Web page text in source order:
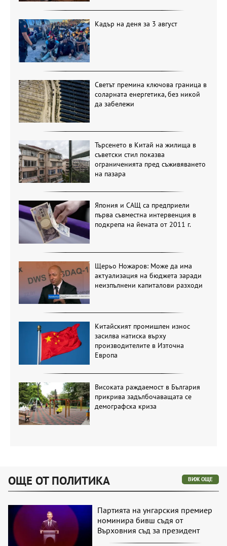
Кадър на деня за 3 август
Светът премина ключова граница в
соларната енергетика, без никой
да забележи
Търсенето в Китай на жилища в
съветски стил показва
ограниченията пред съживяването
на пазара
Япония и САЩ са предприели
първа съвместна интервенция в
подкрепа на йената от 2011 г.
Щерьо Ножаров: Може да има
актуализация на бюджета заради
неизпълнени капиталови разходи
Китайският промишлен износ
засилва натиска върху
производителите в Източна
Европа
Високата раждаемост в България
прикрива задълбочаващата се
демографска криза
ОЩЕ ОТ ПОЛИТИКА ВИЖ ОЩЕ
Партията на унгарския премиер
номинира бивш съдя от
Върховния съд за президент